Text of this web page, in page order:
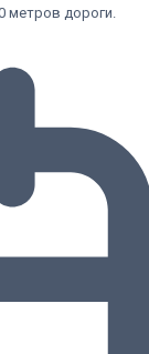
метров дороги.